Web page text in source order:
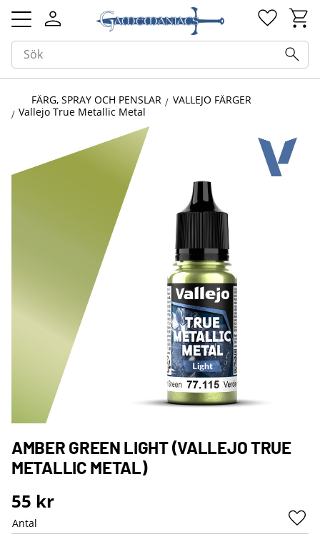
Meny
FÄRG, SPRAY OCH PENSLAR
VALLEJO FÄRGER
Vallejo True Metallic Metal
AMBER GREEN LIGHT (VALLEJO TRUE
METALLIC METAL)
55 kr
Antal